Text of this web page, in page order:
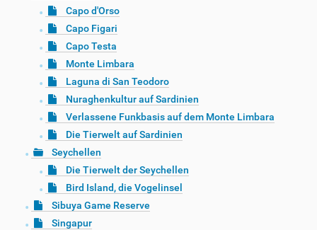
Capo d'Orso
Capo Figari
Capo Testa
Monte Limbara
Laguna di San Teodoro
Nuraghenkultur auf Sardinien
Verlassene Funkbasis auf dem Monte Limbara
Die Tierwelt auf Sardinien
Seychellen
Die Tierwelt der Seychellen
Bird Island, die Vogelinsel
Sibuya Game Reserve
Singapur